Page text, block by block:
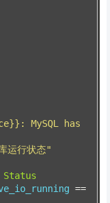
MySQL has
运行状态"
Status
==